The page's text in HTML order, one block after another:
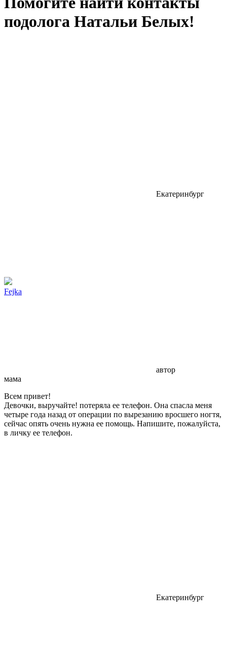
подолога Натальи Белых!
Екатеринбург
Fejka
автор
мама
Всем привет!
Девочки, выручайте! потеряла ее телефон. Она спасла меня
четыре года назад от операции по вырезанию вросшего ногтя,
сейчас опять очень нужна ее помощь. Напишите, пожалуйста,
в личку ее телефон.
Екатеринбург